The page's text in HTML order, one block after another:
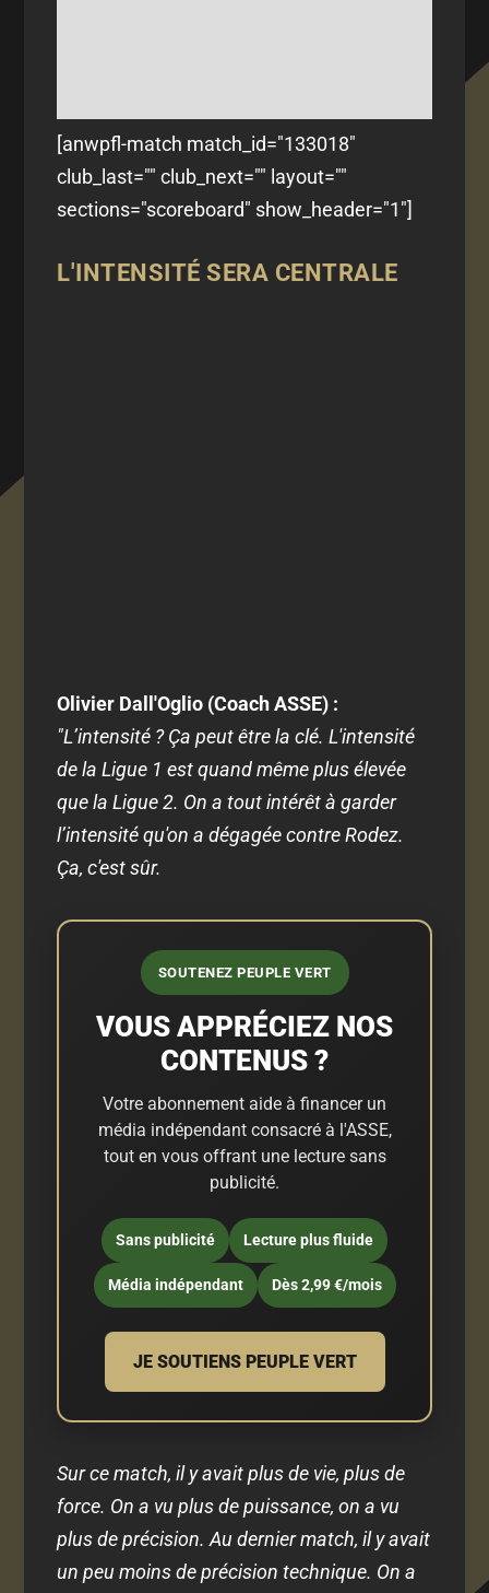
[anwpfl-match match_id="133018"
club_last="" club_next="" layout=""
sections="scoreboard" show_header="1"]
L'INTENSITÉ SERA CENTRALE
Olivier Dall'Oglio (Coach ASSE) :
"L’intensité ? Ça peut être la clé. L'intensité
de la Ligue 1 est quand même plus élevée
que la Ligue 2. On a tout intérêt à garder
l’intensité qu'on a dégagée contre Rodez.
Ça, c'est sûr.
SOUTENEZ PEUPLE VERT
VOUS APPRÉCIEZ NOS
CONTENUS ?
Votre abonnement aide à financer un
média indépendant consacré à l'ASSE,
tout en vous offrant une lecture sans
publicité.
Sans publicité Lecture plus fluide
Média indépendant Dès 2,99 €/mois
JE SOUTIENS PEUPLE VERT
Sur ce match, il y avait plus de vie, plus de
force. On a vu plus de puissance, on a vu
plus de précision. Au dernier match, il y avait
un peu moins de précision technique. On a